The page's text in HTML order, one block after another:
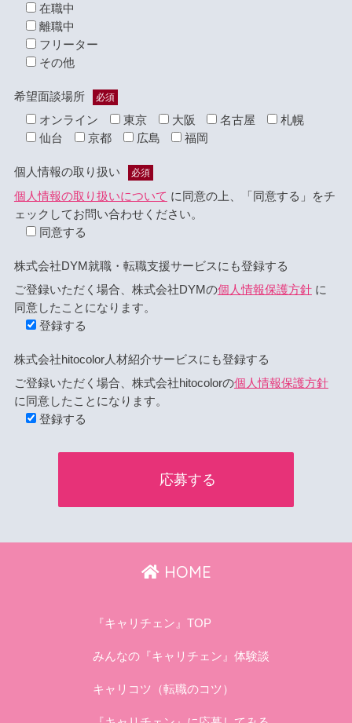
在職中
離職中
フリーター
その他
希望面談場所 必須
オンライン 東京 大阪 名古屋
札幌
仙台
京都 広島 福岡
個人情報の取り扱い 必須
個人情報の取り扱いについて に同意の上、「同意する」をチ
ェックしてお問い合わせください。
同意する
株式会社DYM就職・転職支援サービスにも登録する
ご登録いただく場合、株式会社DYMの個人情報保護方針に
同意したことになります。
登録する
株式会社hitocolor人材紹介サービスにも登録する
ご登録いただく場合、株式会社hitocolorの個人情報保護方針
に同意したことになります。
登録する
HOME
『キャリチェン』TOP
みんなの『キャリチェン』体験談
キャリコツ（転職のコツ）